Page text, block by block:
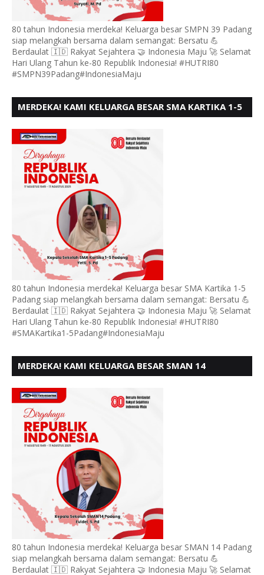
80 tahun Indonesia merdeka! Keluarga besar SMPN 39 Padang
siap melangkah bersama dalam semangat: Bersatu 💪
Berdaulat 🇮🇩 Rakyat Sejahtera 🤝 Indonesia Maju 🚀 Selamat
Hari Ulang Tahun ke-80 Republik Indonesia! #HUTRI80
#SMPN39Padang#IndonesiaMaju
MERDEKA! KAMI KELUARGA BESAR SMA KARTIKA 1-5
BERSATU BERD
80 tahun Indonesia merdeka! Keluarga besar SMA Kartika 1-5
Padang siap melangkah bersama dalam semangat: Bersatu 💪
Berdaulat 🇮🇩 Rakyat Sejahtera 🤝 Indonesia Maju 🚀 Selamat
Hari Ulang Tahun ke-80 Republik Indonesia! #HUTRI80
#SMAKartika1-5Padang#IndonesiaMaju
MERDEKA! KAMI KELUARGA BESAR SMAN 14
80 tahun Indonesia merdeka! Keluarga besar SMAN 14 Padang
siap melangkah bersama dalam semangat: Bersatu 💪
Berdaulat 🇮🇩 Rakyat Sejahtera 🤝 Indonesia Maju 🚀 Selamat